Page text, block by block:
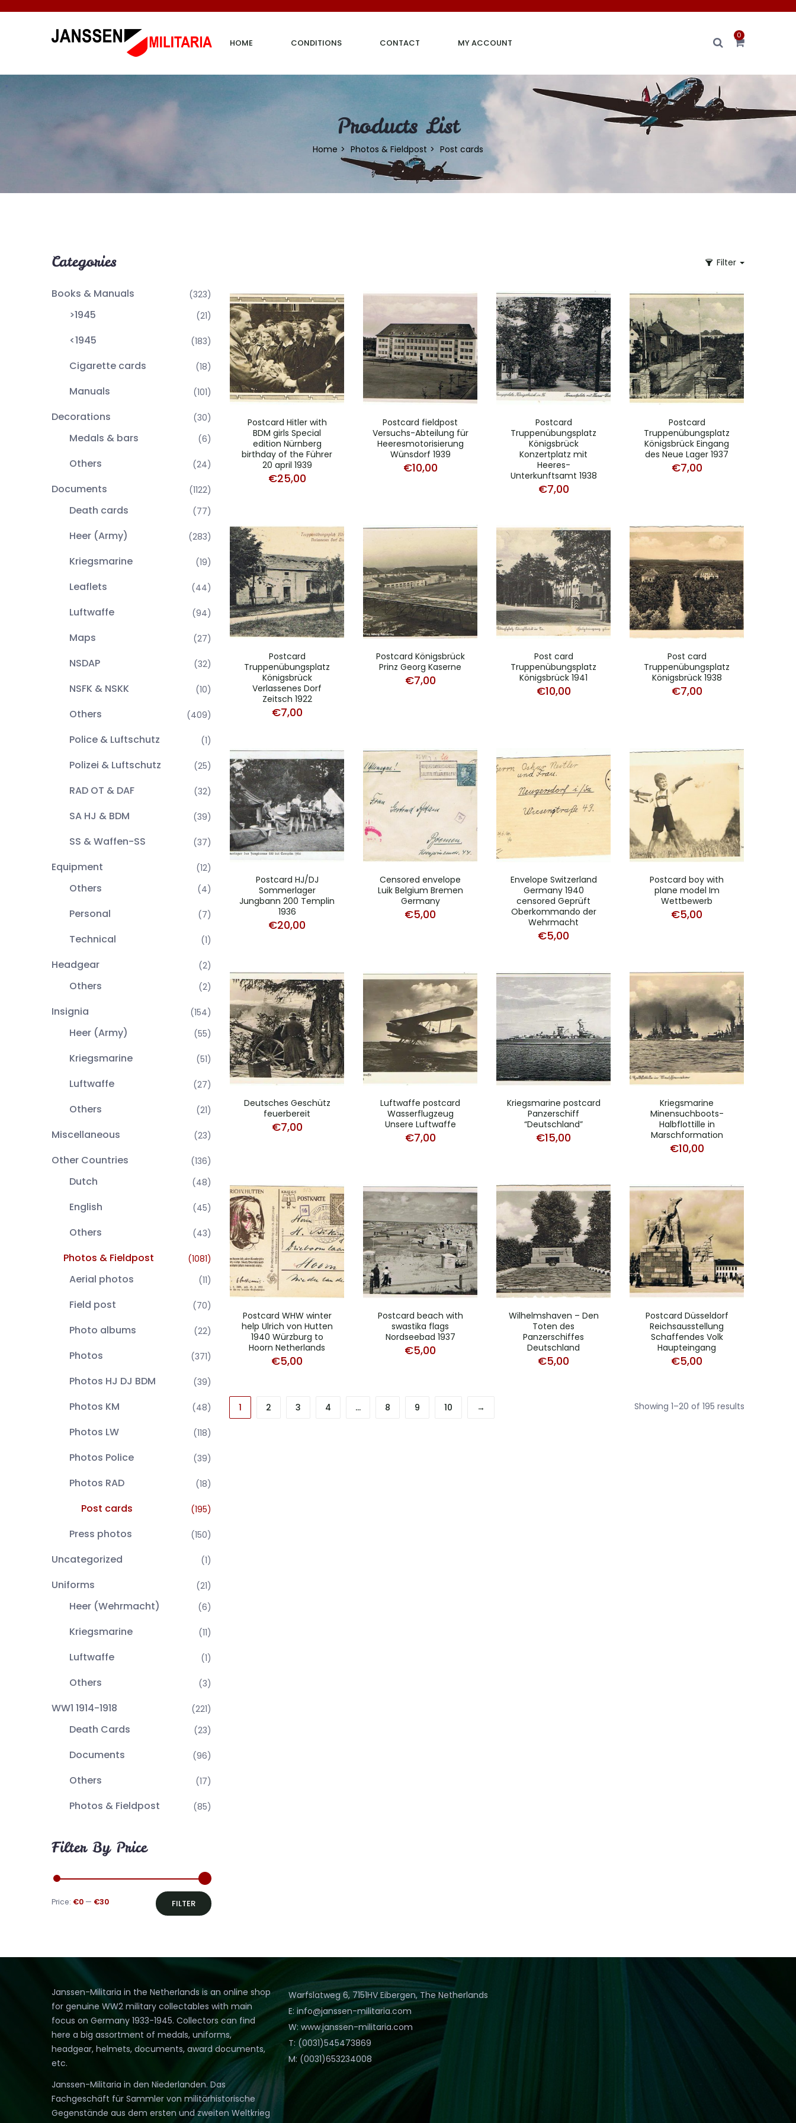
HOME CONDITIONS CONTACT MY ACCOUNT
0
Products List
Home Photos & Fieldpost Post cards
Categories
Books & Manuals (323)
>1945 (21)
<1945 (183)
Cigarette cards (18)
Manuals (101)
Decorations (30)
Medals & bars (6)
Others (24)
Documents (1122)
Death cards (77)
Heer (Army) (283)
Kriegsmarine (19)
Leaflets (44)
Luftwaffe (94)
Maps (27)
NSDAP (32)
NSFK & NSKK (10)
Others (409)
Police & Luftschutz (1)
Polizei & Luftschutz (25)
RAD OT & DAF (32)
SA HJ & BDM (39)
SS & Waffen-SS (37)
Equipment (12)
Others (4)
Personal (7)
Technical (1)
Headgear (2)
Others (2)
Insignia (154)
Heer (Army) (55)
Kriegsmarine (51)
Luftwaffe (27)
Others (21)
Miscellaneous (23)
Other Countries (136)
Dutch (48)
English (45)
Others (43)
Photos & Fieldpost (1081)
Aerial photos (11)
Field post (70)
Photo albums (22)
Photos (371)
Photos HJ DJ BDM (39)
Photos KM (48)
Photos LW (118)
Photos Police (39)
Photos RAD (18)
Post cards (195)
Press photos (150)
Uncategorized (1)
Uniforms (21)
Heer (Wehrmacht) (6)
Kriegsmarine (11)
Luftwaffe (1)
Others (3)
WW1 1914-1918 (221)
Death Cards (23)
Documents (96)
Others (17)
Photos & Fieldpost (85)
Filter By Price
Min
Max
FILTER
Price: €0 — €30
Filter
Postcard Hitler with
BDM girls Special
edition Nürnberg
birthday of the Führer
20 april 1939
€25,00
Postcard fieldpost
Versuchs-Abteilung für
Heeresmotorisierung
Wünsdorf 1939
€10,00
Postcard
Truppenübungsplatz
Königsbrück
Konzertplatz mit
Heeres-
Unterkunftsamt 1938
€7,00
Postcard
Truppenübungsplatz
Königsbrück Eingang
des Neue Lager 1937
€7,00
Postcard
Truppenübungsplatz
Königsbrück
Verlassenes Dorf
Zeitsch 1922
€7,00
Postcard Königsbrück
Prinz Georg Kaserne
€7,00
Post card
Truppenübungsplatz
Königsbrück 1941
€10,00
Post card
Truppenübungsplatz
Königsbrück 1938
€7,00
Postcard HJ/DJ
Sommerlager
Jungbann 200 Templin
1936
€20,00
Censored envelope
Luik Belgium Bremen
Germany
€5,00
Envelope Switzerland
Germany 1940
censored Geprüft
Oberkommando der
Wehrmacht
€5,00
Postcard boy with
plane model Im
Wettbewerb
€5,00
Deutsches Geschütz
feuerbereit
€7,00
Luftwaffe postcard
Wasserflugzeug
Unsere Luftwaffe
€7,00
Kriegsmarine postcard
Panzerschiff
“Deutschland”
€15,00
Kriegsmarine
Minensuchboots-
Halbflottille in
Marschformation
€10,00
Postcard WHW winter
help Ulrich von Hutten
1940 Würzburg to
Hoorn Netherlands
€5,00
Postcard beach with
swastika flags
Nordseebad 1937
€5,00
Wilhelmshaven – Den
Toten des
Panzerschiffes
Deutschland
€5,00
Postcard Düsseldorf
Reichsausstellung
Schaffendes Volk
Haupteingang
€5,00
1 2 3 4 … 8 9 10 → Showing 1–20 of 195 results
Janssen-Militaria in the Netherlands is an online shop
for genuine WW2 military collectables with main
focus on Germany 1933-1945. Collectors can find
here a big assortment of medals, uniforms,
headgear, helmets, documents, award documents,
etc.
Janssen-Militaria in den Niederlanden. Das
Fachgeschäft für Sammler von militärhistorische
Gegenstände aus dem ersten und zweiten Weltkrieg
Warfslatweg 6, 7151HV Eibergen, The Netherlands
E: info@janssen-militaria.com
W: www.janssen-militaria.com
T: (0031)545473869
M: (0031)653234008